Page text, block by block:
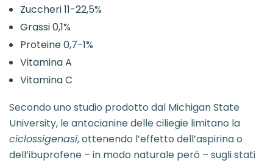
Zuccheri 11-22,5%
Grassi 0,1%
Proteine 0,7-1%
Vitamina A
Vitamina C
Secondo uno studio prodotto dal Michigan State
University, le antocianine delle ciliegie limitano la
ciclossigenasi, ottenendo l’effetto dell’aspirina o
dell’ibuprofene – in modo naturale però – sugli stati